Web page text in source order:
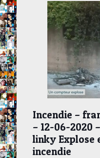
Incendie –
– 12-06-2020
linky Explose
incendie